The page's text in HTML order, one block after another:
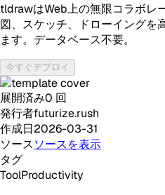
tldrawはWeb上の無限コラボレ
図、スケッチ、ドローイングを
ます。データベース不要。
今すぐデプロイ
展開済み0 回
発行者futurize.rush
作成日2026-03-31
ソースソースを表示
タグ
ToolProductivity